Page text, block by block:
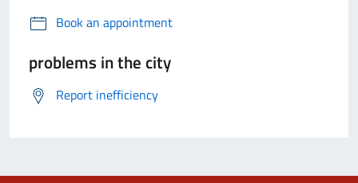
Book an appointment
problems in the city
Report inefficiency